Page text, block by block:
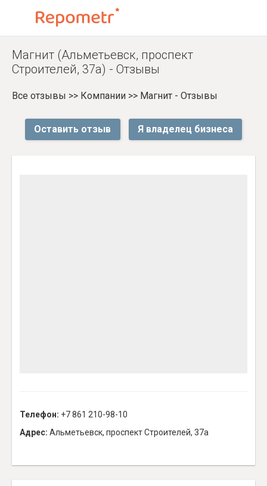
Магнит (Альметьевск, проспект
Строителей, 37а) - Отзывы
Все отзывы >> Компании >> Магнит - Отзывы
Оставить отзыв Я владелец бизнеса
Телефон: +7 861 210-98-10
Адрес: Альметьевск, проспект Строителей, 37а